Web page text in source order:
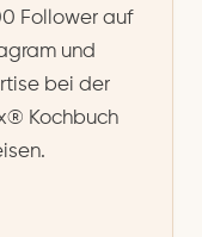
Follower auf
und
bei der
Kochbuch